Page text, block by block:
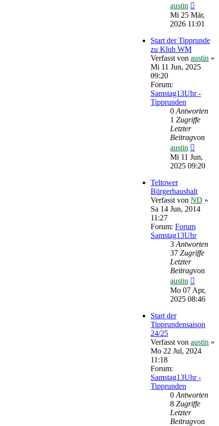
austin
Beitrag
Mi 25 Mär,
2026 11:01
Start der Tipprunde
zu Klub WM
Verfasst von austin »
Mi 11 Jun, 2025
09:20
Forum:
Samstag13Uhr -
Tipprunden
0 Antworten
1 Zugriffe
Letzter
Beitragvon
austin
Beitrag
Mi 11 Jun,
2025 09:20
Teltower
Bürgerhaushalt
Verfasst von ND »
Sa 14 Jun, 2014
11:27
Forum: Forum
Samstag13Uhr
3 Antworten
37 Zugriffe
Letzter
Beitragvon
austin
Beitrag
Mo 07 Apr,
2025 08:46
Start der
Tipprundensaison
24/25
Verfasst von austin »
Mo 22 Jul, 2024
11:18
Forum:
Samstag13Uhr -
Tipprunden
0 Antworten
8 Zugriffe
Letzter
Beitragvon